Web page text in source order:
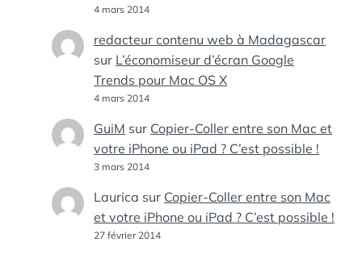
4 mars 2014
redacteur contenu web à Madagascar
sur L’économiseur d’écran Google
Trends pour Mac OS X
4 mars 2014
GuiM sur Copier-Coller entre son Mac et
votre iPhone ou iPad ? C’est possible !
3 mars 2014
Laurica sur Copier-Coller entre son Mac
et votre iPhone ou iPad ? C’est possible !
27 février 2014